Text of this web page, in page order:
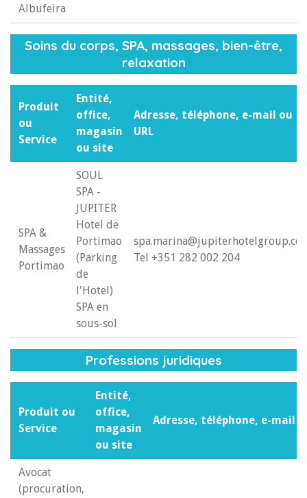
Albufeira
Soins du corps, SPA, massages, bien-être,
relaxation
Produit
ou
Service
Entité,
office,
magasin
ou site
Adresse, téléphone, e-mail ou
URL
SPA &
Massages
Portimao
SOUL
SPA -
JUPITER
Hotel de
Portimao
(Parking
de
l'Hotel)
SPA en
sous-sol
Tel +351 282 002 204
Professions juridiques
Produit ou
Service
Entité,
office,
magasin
ou site
Adresse, téléphone, e-mail
Avocat
(procuration,